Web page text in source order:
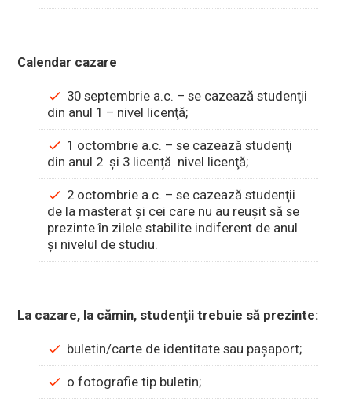
Calendar cazare
30 septembrie a.c. – se cazează studenţii
din anul 1 – nivel licenţă;
1 octombrie a.c. – se cazează studenţi
din anul 2 și 3 licență nivel licenţă;
2 octombrie a.c. – se cazează studenţii
de la masterat și cei care nu au reuşit să se
prezinte în zilele stabilite indiferent de anul
şi nivelul de studiu.
La cazare, la cămin, studenţii trebuie să prezinte:
buletin/carte de identitate sau paşaport;
o fotografie tip buletin;